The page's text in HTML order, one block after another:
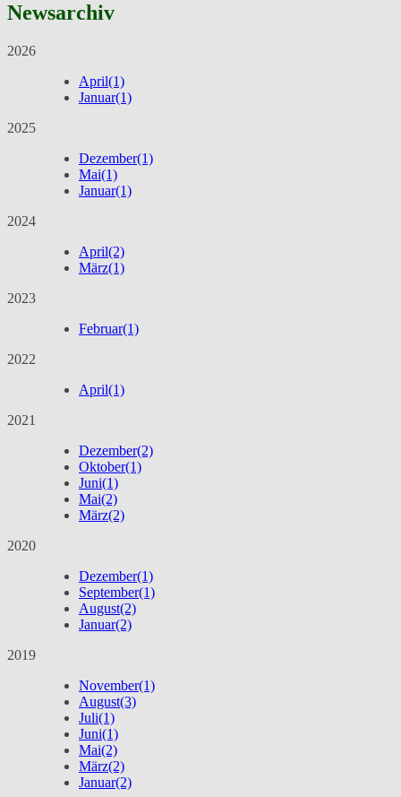
Newsarchiv
2026
April(1)
Januar(1)
2025
Dezember(1)
Mai(1)
Januar(1)
2024
April(2)
März(1)
2023
Februar(1)
2022
April(1)
2021
Dezember(2)
Oktober(1)
Juni(1)
Mai(2)
März(2)
2020
Dezember(1)
September(1)
August(2)
Januar(2)
2019
November(1)
August(3)
Juli(1)
Juni(1)
Mai(2)
März(2)
Januar(2)